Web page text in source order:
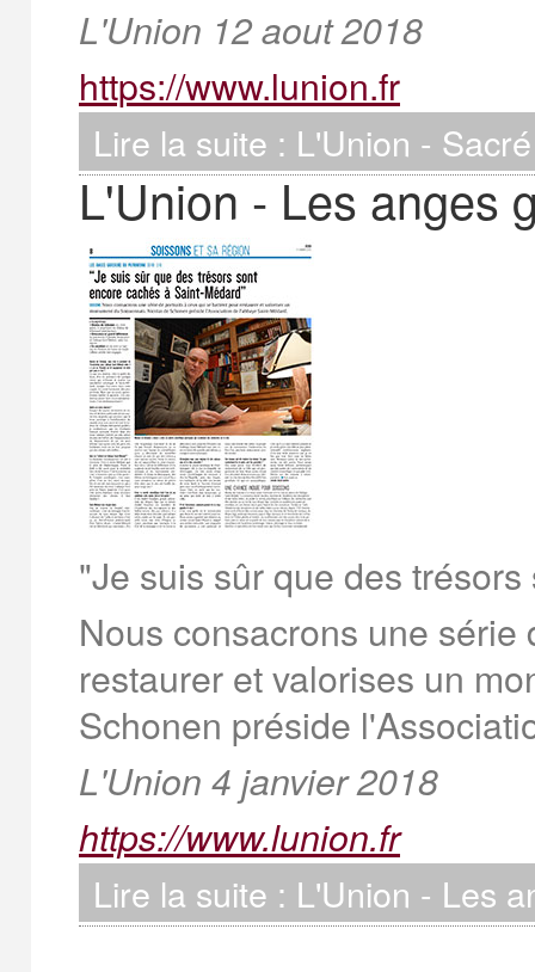
L'Union 12 aout 2018
https://www.lunion.fr
Lire la suite : L'Union -
L'Union - Les anges
"Je suis sûr que des
Nous consacrons une
restaurer et valorises un
Schonen préside
L'Union 4 janvier 2018
https://www.lunion.fr
Lire la suite : L'Union - Les